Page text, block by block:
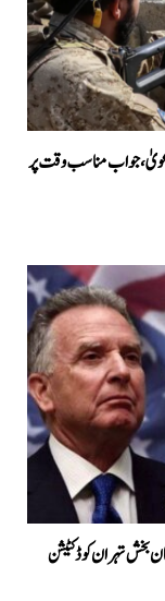
دعویٰ، جواب مناسب وقت پر
بخش تہران کو ڈکٹیشن